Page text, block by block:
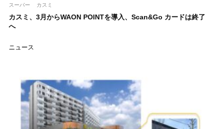
スーパー
カスミ
カスミ、3月からWAON POINTを導入、Scan&Go カードは終了
へ
ニュース